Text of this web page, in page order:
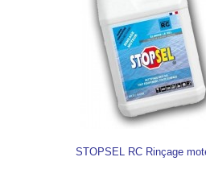
STOPSEL RC Rinçage